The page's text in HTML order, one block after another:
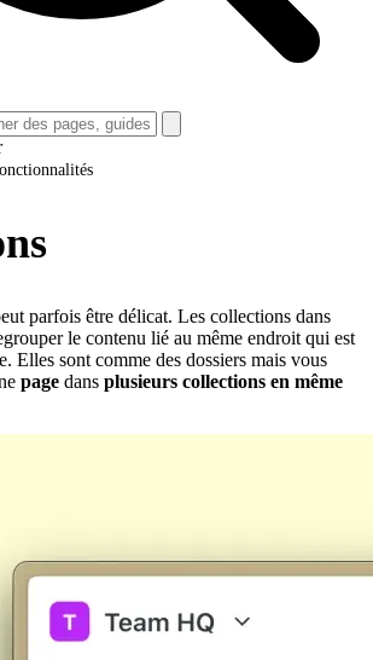
parfois être délicat. Les collections dans
le contenu lié au même endroit qui est
Elles sont comme des dossiers mais vous
page dans plusieurs collections en même